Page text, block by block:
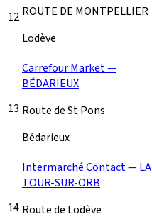
12 ROUTE DE MONTPELLIER
Lodève
13
Carrefour Market —
BÉDARIEUX
Route de St Pons
Bédarieux
14
Intermarché Contact — LA
TOUR-SUR-ORB
Route de Lodève